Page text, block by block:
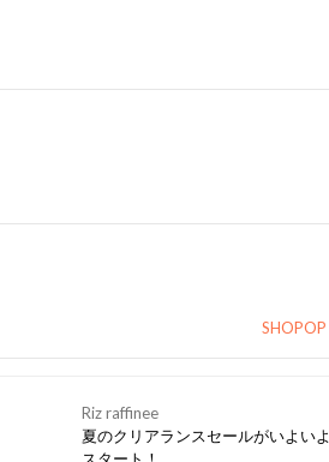
SHOPOP
Riz raffinee
夏のクリアランスセールがいよいよ
スタート！